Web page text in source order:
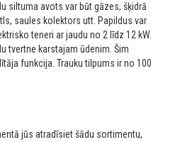
siltuma avots var būt gāzes, šķidrā
saules kolektors utt. Papildus var
teneri ar jaudu no 2 līdz 12 kW.
tvertne karstajam ūdenim. Šim
funkcija. Trauku tilpums ir no 100
jūs atradīsiet šādu sortimentu,